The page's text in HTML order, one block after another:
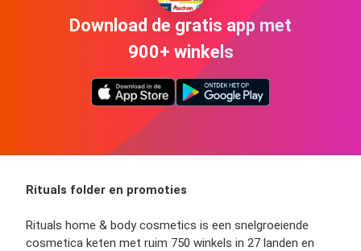
Download de gratis app met
900+ winkels
Rituals folder en promoties
Rituals home & body cosmetics is een snelgroeiende
cosmetica keten met ruim 750 winkels in 27 landen en